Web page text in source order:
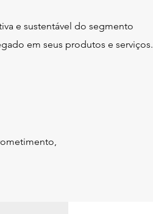
e sustentável do segmento
em seus produtos e serviços.